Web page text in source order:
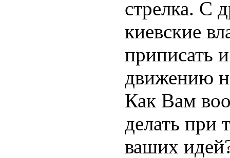
стрелка. С
киевские
приписать
движению
Как Вам
делать при
ваших